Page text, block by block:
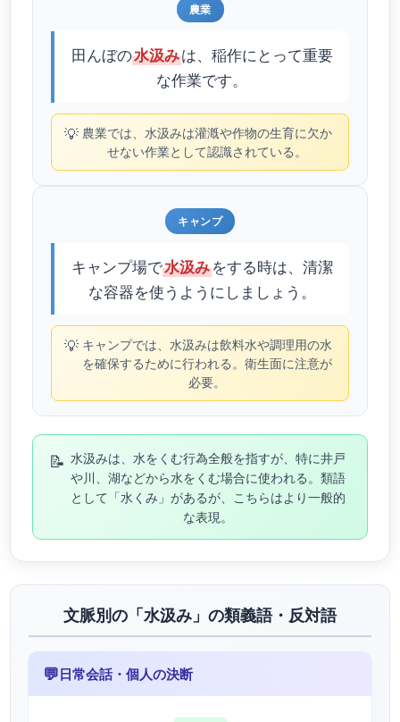
農業
田んぼの水汲みは、稲作にとって重要
な作業です。
💡 農業では、水汲みは灌漑や作物の生育に欠か
せない作業として認識されている。
キャンプ
キャンプ場で水汲みをする時は、清潔
な容器を使うようにしましょう。
💡 キャンプでは、水汲みは飲料水や調理用の水
を確保するために行われる。衛生面に注意が
必要。
📝 水汲みは、水をくむ行為全般を指すが、特に井戸
や川、湖などから水をくむ場合に使われる。類語
として「水くみ」があるが、こちらはより一般的
な表現。
文脈別の「水汲み」の類義語・反対語
💬日常会話・個人の決断